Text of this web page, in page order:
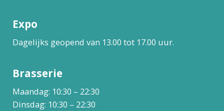
Expo
Dagelijks geopend van 13.00 tot 17.00 uur.
Brasserie
Maandag: 10:30 – 22:30
Dinsdag: 10:30 – 22:30